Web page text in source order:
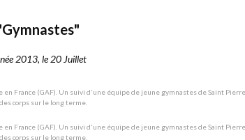
2013, le 20 Juillet